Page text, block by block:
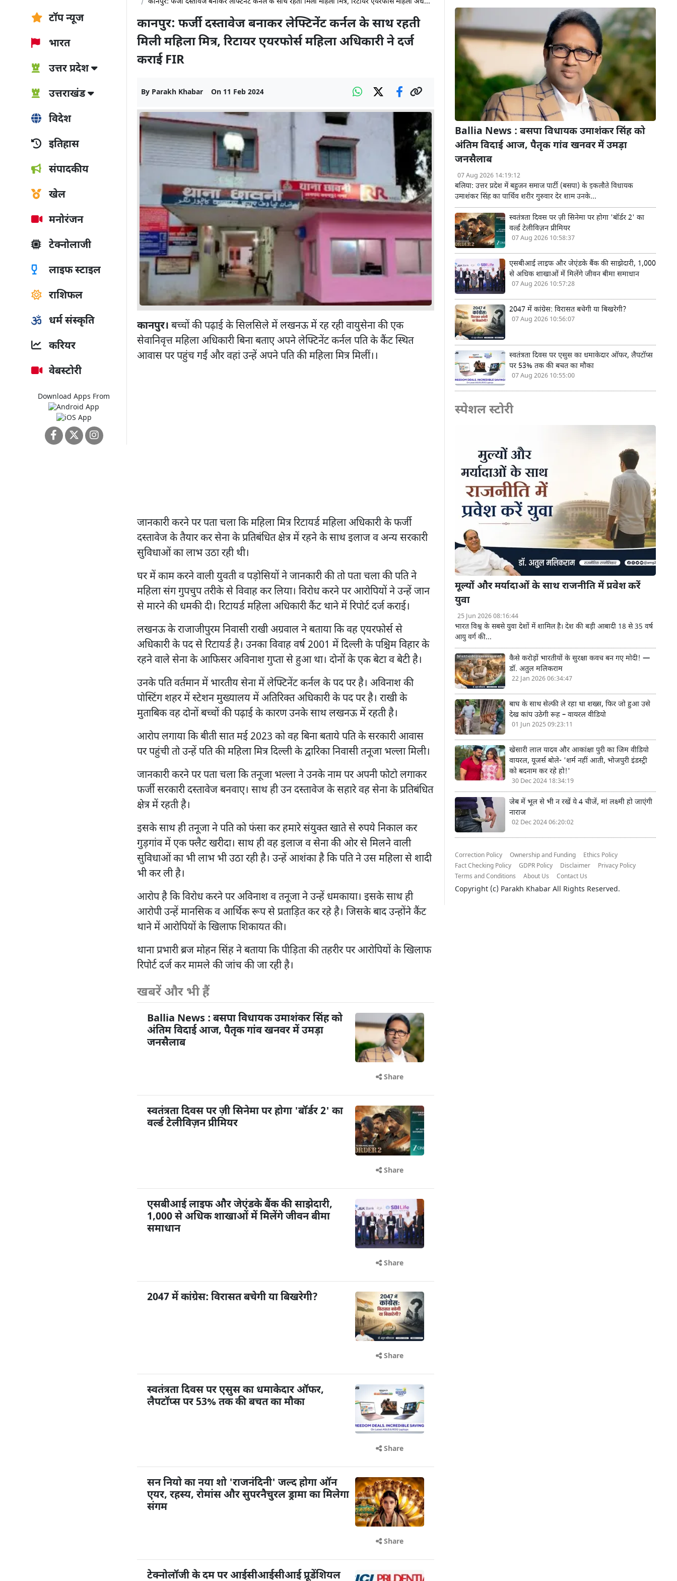
टॉप न्यूज
भारत
उत्तर प्रदेश
उत्तराखंड
विदेश
इतिहास
संपादकीय
खेल
मनोरंजन
टेक्नोलाजी
लाइफ स्टाइल
राशिफल
धर्म संस्कृति
करियर
वेबस्टोरी
Download Apps From
कानपुर: फर्जी दस्तावेज बनाकर लेफ्टिनेंट कर्नल के साथ रहती
मिली महिला मित्र, रिटायर एयरफोर्स महिला अधिकारी ने दर्ज
कराई FIR
By Parakh Khabar On 11 Feb 2024
कानपुर। बच्चों की पढ़ाई के सिलसिले में लखनऊ में रह रही वायुसेना की एक
सेवानिवृत्त महिला अधिकारी बिना बताए अपने लेफ्टिनेंट कर्नल पति के कैंट स्थित
आवास पर पहुंच गईं और वहां उन्हें अपने पति की महिला मित्र मिलीं।।
जानकारी करने पर पता चला कि महिला मित्र रिटायर्ड महिला अधिकारी के फर्जी
दस्तावेज के तैयार कर सेना के प्रतिबंधित क्षेत्र में रहने के साथ इलाज व अन्य सरकारी
सुविधाओं का लाभ उठा रही थी।
घर में काम करने वाली युवती व पड़ोसियों ने जानकारी की तो पता चला की पति ने
महिला संग गुपचुप तरीके से विवाह कर लिया। विरोध करने पर आरोपियों ने उन्हें जान
से मारने की धमकी दी। रिटायर्ड महिला अधिकारी कैंट थाने में रिपोर्ट दर्ज कराई।
लखनऊ के राजाजीपुरम निवासी राखी अग्रवाल ने बताया कि वह एयरफोर्स से
अधिकारी के पद से रिटायर्ड है। उनका विवाह वर्ष 2001 में दिल्ली के पश्चिम विहार के
रहने वाले सेना के आफिसर अविनाश गुप्ता से हुआ था। दोनों के एक बेटा व बेटी है।
उनके पति वर्तमान में भारतीय सेना में लेफ्टिनेंट कर्नल के पद पर है। अविनाश की
पोस्टिंग शहर में स्टेशन मुख्यालय में अतिरिक्त अधिकारी के पद पर है। राखी के
मुताबिक वह दोनों बच्चों की पढ़ाई के कारण उनके साथ लखनऊ में रहती है।
आरोप लगाया कि बीती सात मई 2023 को वह बिना बताये पति के सरकारी आवास
पर पहुंची तो उन्हें पति की महिला मित्र दिल्ली के द्वारिका निवासी तनूजा भल्ला मिली।
जानकारी करने पर पता चला कि तनूजा भल्ला ने उनके नाम पर अपनी फोटो लगाकर
फर्जी सरकारी दस्तावेज बनवाए। साथ ही उन दस्तावेज के सहारे वह सेना के प्रतिबंधित
क्षेत्र में रहती है।
इसके साथ ही तनूजा ने पति को फंसा कर हमारे संयुक्त खाते से रुपये निकाल कर
गुड़गांव में एक फ्लैट खरीदा। साथ ही वह इलाज व सेना की ओर से मिलने वाली
सुविधाओं का भी लाभ भी उठा रही है। उन्हें आशंका है कि पति ने उस महिला से शादी
भी कर ली है।
आरोप है कि विरोध करने पर अविनाश व तनूजा ने उन्हें धमकाया। इसके साथ ही
आरोपी उन्हें मानसिक व आर्थिक रूप से प्रताड़ित कर रहे है। जिसके बाद उन्होंने कैंट
थाने में आरोपियों के खिलाफ शिकायत की।
थाना प्रभारी ब्रज मोहन सिंह ने बताया कि पीड़िता की तहरीर पर आरोपियों के खिलाफ
रिपोर्ट दर्ज कर मामले की जांच की जा रही है।
खबरें और भी हैं
Ballia News : बसपा विधायक उमाशंकर सिंह को
अंतिम विदाई आज, पैतृक गांव खनवर में उमड़ा
जनसैलाब
Share
स्वतंत्रता दिवस पर ज़ी सिनेमा पर होगा 'बॉर्डर 2' का
वर्ल्ड टेलीविज़न प्रीमियर
Share
एसबीआई लाइफ और जेएंडके बैंक की साझेदारी,
1,000 से अधिक शाखाओं में मिलेंगे जीवन बीमा
समाधान
Share
2047 में कांग्रेस: विरासत बचेगी या बिखरेगी?
Share
स्वतंत्रता दिवस पर एसुस का धमाकेदार ऑफर,
लैपटॉप्स पर 53% तक की बचत का मौका
Share
सन नियो का नया शो 'राजनंदिनी' जल्द होगा ऑन
एयर, रहस्य, रोमांस और सुपरनैचुरल ड्रामा का मिलेगा
संगम
Share
टेक्नोलॉजी के दम पर आईसीआईसीआई प्रूडेंशियल
Ballia News : बसपा विधायक उमाशंकर सिंह को
अंतिम विदाई आज, पैतृक गांव खनवर में उमड़ा
जनसैलाब
07 Aug 2026 14:19:12
बलिया: उत्तर प्रदेश में बहुजन समाज पार्टी (बसपा) के इकलौते विधायक
उमाशंकर सिंह का पार्थिव शरीर गुरुवार देर शाम उनके...
स्वतंत्रता दिवस पर ज़ी सिनेमा पर होगा 'बॉर्डर 2' का
वर्ल्ड टेलीविज़न प्रीमियर
07 Aug 2026 10:58:37
एसबीआई लाइफ और जेएंडके बैंक की साझेदारी, 1,000
से अधिक शाखाओं में मिलेंगे जीवन बीमा समाधान
07 Aug 2026 10:57:28
2047 में कांग्रेस: विरासत बचेगी या बिखरेगी?
07 Aug 2026 10:56:07
स्वतंत्रता दिवस पर एसुस का धमाकेदार ऑफर, लैपटॉप्स
पर 53% तक की बचत का मौका
07 Aug 2026 10:55:00
स्पेशल स्टोरी
मूल्यों और मर्यादाओं के साथ राजनीति में प्रवेश करें
युवा
25 Jun 2026 08:16:44
भारत विश्व के सबसे युवा देशों में शामिल है। देश की बड़ी आबादी 18 से 35 वर्ष
आयु वर्ग की...
कैसे करोड़ों भारतीयों के सुरक्षा कवच बन गए मोदी! —
डॉ. अतुल मलिकराम
22 Jan 2026 06:34:47
बाघ के साथ सेल्फी ले रहा था शख्स, फिर जो हुआ उसे
देख कांप उठेगी रूह – वायरल वीडियो
01 Jun 2025 09:23:11
खेसारी लाल यादव और आकांक्षा पुरी का जिम वीडियो
वायरल, यूजर्स बोले- 'शर्म नहीं आती, भोजपुरी इंडस्ट्री
को बदनाम कर रहे हो!'
30 Dec 2024 18:34:19
जेब में भूल से भी न रखें ये 4 चीजें, मां लक्ष्मी हो जाएंगी
नाराज
02 Dec 2024 06:20:02
Correction Policy Ownership and Funding
Ethics Policy
Fact Checking Policy
GDPR Policy Disclaimer
Privacy Policy
Terms and Conditions
About Us Contact Us
Copyright (c) Parakh Khabar All Rights Reserved.